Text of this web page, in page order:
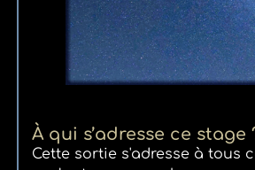
À qui s’adresse ce stage
Cette sortie s'adresse à tous